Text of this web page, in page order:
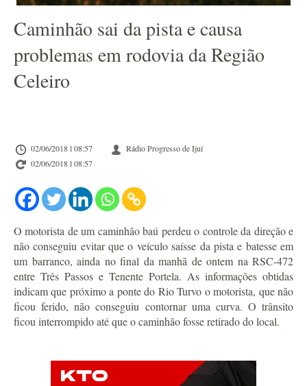
Caminhão sai da pista e causa
problemas em rodovia da Região
Celeiro
02/06/2018 l 08:57
Rádio Progresso de Ijuí
02/06/2018 l 08:57
O motorista de um caminhão baú perdeu o controle da direção e
não conseguiu evitar que o veículo saísse da pista e batesse em
um barranco, ainda no final da manhã de ontem na RSC-472
entre Três Passos e Tenente Portela. As informações obtidas
indicam que próximo a ponte do Rio Turvo o motorista, que não
ficou ferido, não conseguiu contornar uma curva. O trânsito
ficou interrompido até que o caminhão fosse retirado do local.